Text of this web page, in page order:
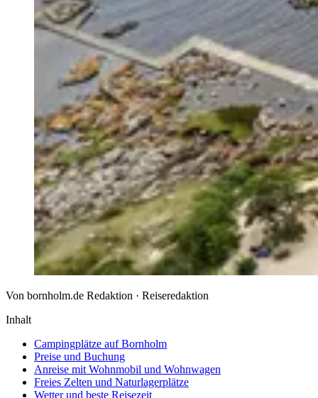
Von bornholm.de Redaktion · Reiseredaktion
Inhalt
Campingplätze auf Bornholm
Preise und Buchung
Anreise mit Wohnmobil und Wohnwagen
Freies Zelten und Naturlagerplätze
Wetter und beste Reisezeit